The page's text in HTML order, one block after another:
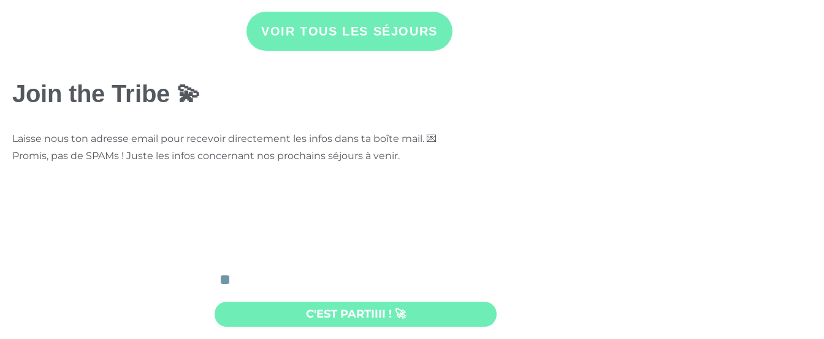
VOIR TOUS LES SÉJOURS
Join the Tribe 💫
Laisse nous ton adresse email pour recevoir directement les infos dans ta boîte mail. 💌
Promis, pas de SPAMs ! Juste les infos concernant nos prochains séjours à venir.
C'EST PARTIIII ! 🚀